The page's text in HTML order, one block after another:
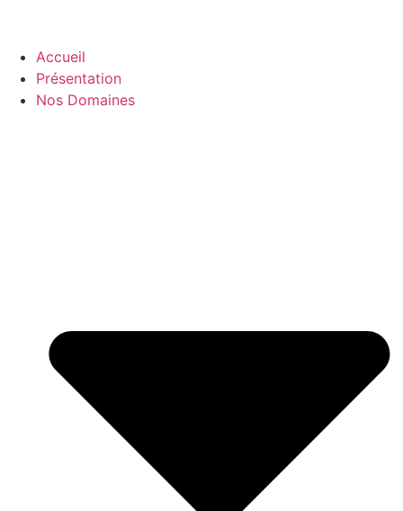
Accueil
Présentation
Nos Domaines